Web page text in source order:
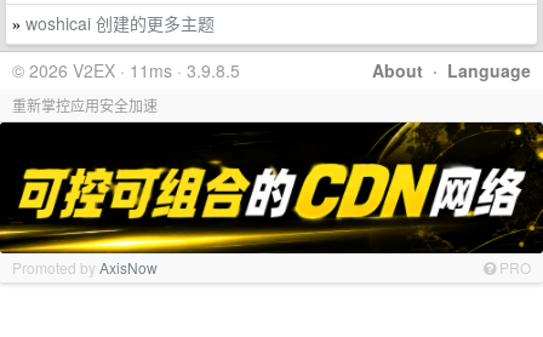
» woshicai 创建的更多主题
About · Language
© 2026 V2EX · 11ms · 3.9.8.5
重新掌控应用安全加速
Promoted byAxisNow PRO